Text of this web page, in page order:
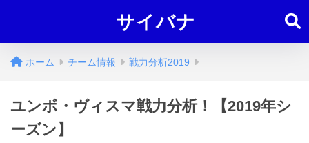
サイバナ
ホーム チーム情報 戦力分析2019
ユンボ・ヴィスマ戦力分析！【2019年シ
ーズン】